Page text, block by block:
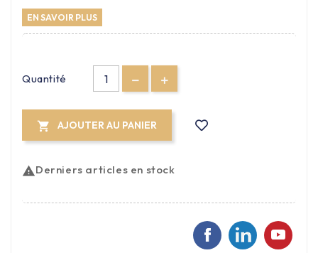
EN SAVOIR PLUS
Quantité
 AJOUTER AU PANIER
Derniers articles en stock